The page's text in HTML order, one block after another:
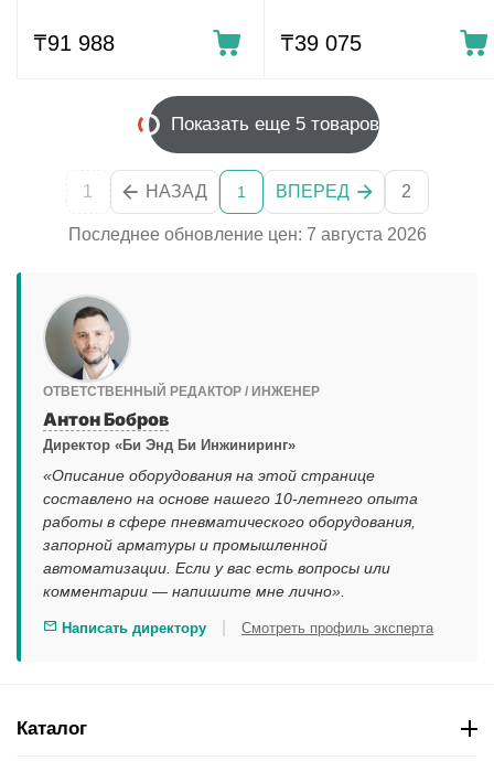
₸91 988 ₸39 075
Показать еще 5 товаров
1 НАЗАД 1 ВПЕРЕД 2
Последнее обновление цен: 7 августа 2026
ОТВЕТСТВЕННЫЙ РЕДАКТОР / ИНЖЕНЕР
Антон Бобров
Директор «Би Энд Би Инжиниринг»
«Описание оборудования на этой странице
составлено на основе нашего 10-летнего опыта
работы в сфере пневматического оборудования,
запорной арматуры и промышленной
автоматизации. Если у вас есть вопросы или
комментарии — напишите мне лично».
Написать директору Смотреть профиль эксперта
Каталог